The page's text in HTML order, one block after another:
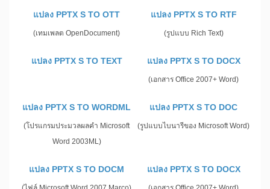
แปลง PPTX S TO OTT
(เทมเพลต OpenDocument)
แปลง PPTX S TO RTF
(รูปแบบ Rich Text)
แปลง PPTX S TO TEXT แปลง PPTX S TO DOCX
(เอกสาร Office 2007+ Word)
แปลง PPTX S TO WORDML
(โปรแกรมประมวลผลคำ Microsoft
Word 2003ML)
แปลง PPTX S TO DOC
(รูปแบบไบนารีของ Microsoft Word)
แปลง PPTX S TO DOCM แปลง PPTX S TO DOCX